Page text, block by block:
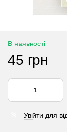
В наявності
45 грн
Увійти для